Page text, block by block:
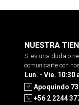
NUESTRA
Si es una duda o
comunicarte con
Lun. - Vie. 10:30
Apoquindo
+56 2 2244